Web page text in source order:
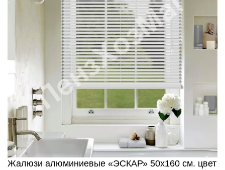
Жалюзи алюминиевые «ЭСКАР» 50х160 см. цвет